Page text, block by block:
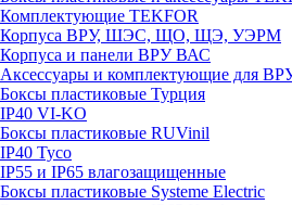
Комплектующие TEKFOR
Корпуса ВРУ, ШЭС, ЩО, ЩЭ, УЭРМ
Корпуса и панели ВРУ ВАС
Аксессуары и комплектующие
Боксы пластиковые Турция
IP40 VI-KO
Боксы пластиковые RUVinil
IP40 Тусо
IP55 и IP65 влагозащищенные
Боксы пластиковые Systeme Electric